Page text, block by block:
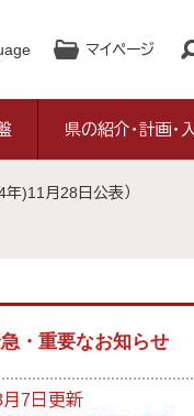
マイページ
県の紹介・計画・
)11月28日公表）
・重要なお知らせ
7日更新